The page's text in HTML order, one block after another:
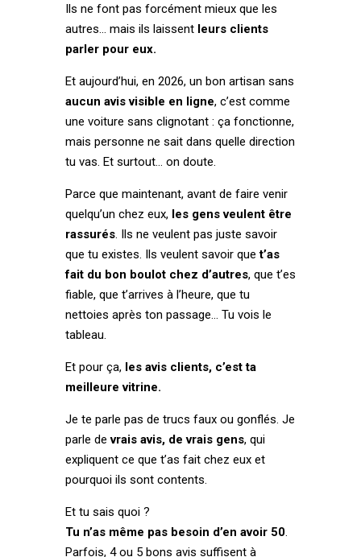
Ils ne font pas forcément mieux que les
autres… mais ils laissent leurs clients
parler pour eux.
Et aujourd’hui, en 2026, un bon artisan sans
aucun avis visible en ligne, c’est comme
une voiture sans clignotant : ça fonctionne,
mais personne ne sait dans quelle direction
tu vas. Et surtout… on doute.
Parce que maintenant, avant de faire venir
quelqu’un chez eux, les gens veulent être
rassurés. Ils ne veulent pas juste savoir
que tu existes. Ils veulent savoir quet’as
fait du bon boulot chez d’autres, que t’es
fiable, que t’arrives à l’heure, que tu
nettoies après ton passage… Tu vois le
tableau.
Et pour ça, les avis clients, c’est ta
meilleure vitrine.
Je te parle pas de trucs faux ou gonflés. Je
parle devrais avis, de vrais gens, qui
expliquent ce que t’as fait chez eux et
pourquoi ils sont contents.
Et tu sais quoi ?
Tu n’as même pas besoin d’en avoir 50.
Parfois, 4 ou 5 bons avis suffisent à